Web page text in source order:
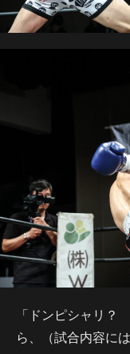
「ドンピシャリ
ら、（試合内容に